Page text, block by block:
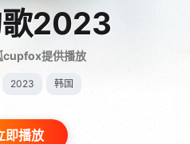
2023
cupfox提供播放
2023 韩国
即播放